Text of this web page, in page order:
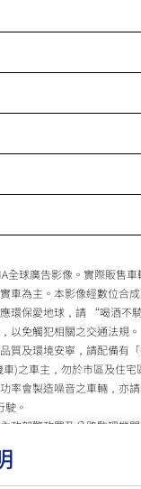
全球廣告影像。實際販售
車為主。本影像經數位合成
環保愛地球，請 “喝酒不
以免觸犯相關之交通法規。
質及環境安寧，請配備有
)之車主，勿於市區及住
率會製造噪音之車輛，亦
駛。
政部警政署及公路監理機